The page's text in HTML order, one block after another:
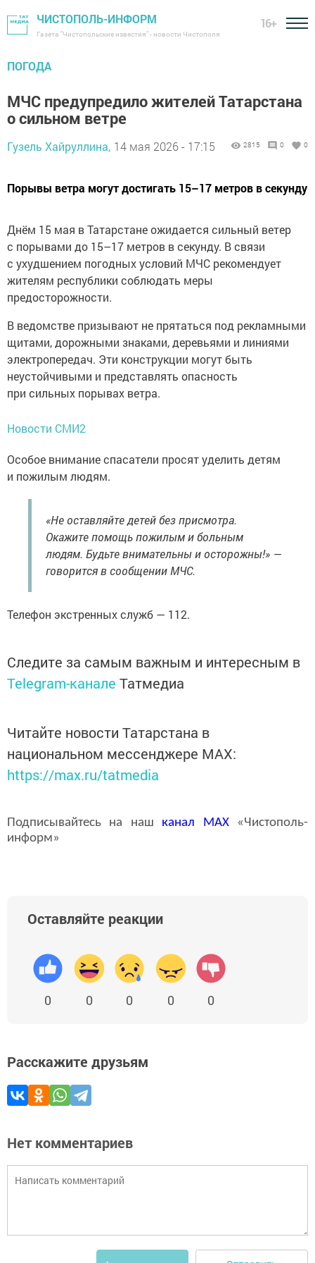
ЧИСТОПОЛЬ-ИНФОРМ
Газета "Чистопольские известия" - новости Чистополя
16+
ПОГОДА
МЧС предупредило жителей Татарстана
о сильном ветре
Гузель Хайруллина, 14 мая 2026 - 17:15 2815 0 0
Порывы ветра могут достигать 15–17 метров в секунду
Днём 15 мая в Татарстане ожидается сильный ветер
с порывами до 15–17 метров в секунду. В связи
с ухудшением погодных условий МЧС рекомендует
жителям республики соблюдать меры
предосторожности.
В ведомстве призывают не прятаться под рекламными
щитами, дорожными знаками, деревьями и линиями
электропередач. Эти конструкции могут быть
неустойчивыми и представлять опасность
при сильных порывах ветра.
Новости СМИ2
Особое внимание спасатели просят уделить детям
и пожилым людям.
«Не оставляйте детей без присмотра.
Окажите помощь пожилым и больным
людям. Будьте внимательны и осторожны!» —
говорится в сообщении МЧС.
Телефон экстренных служб — 112.
Следите за самым важным и интересным в
Telegram-канале Татмедиа
Читайте новости Татарстана в
национальном мессенджере MАХ:
https://max.ru/tatmedia
Подписывайтесь на наш канал MAX«Чистополь-
информ»
Оставляйте реакции
0 0 0 0 0
Расскажите друзьям
Нет комментариев